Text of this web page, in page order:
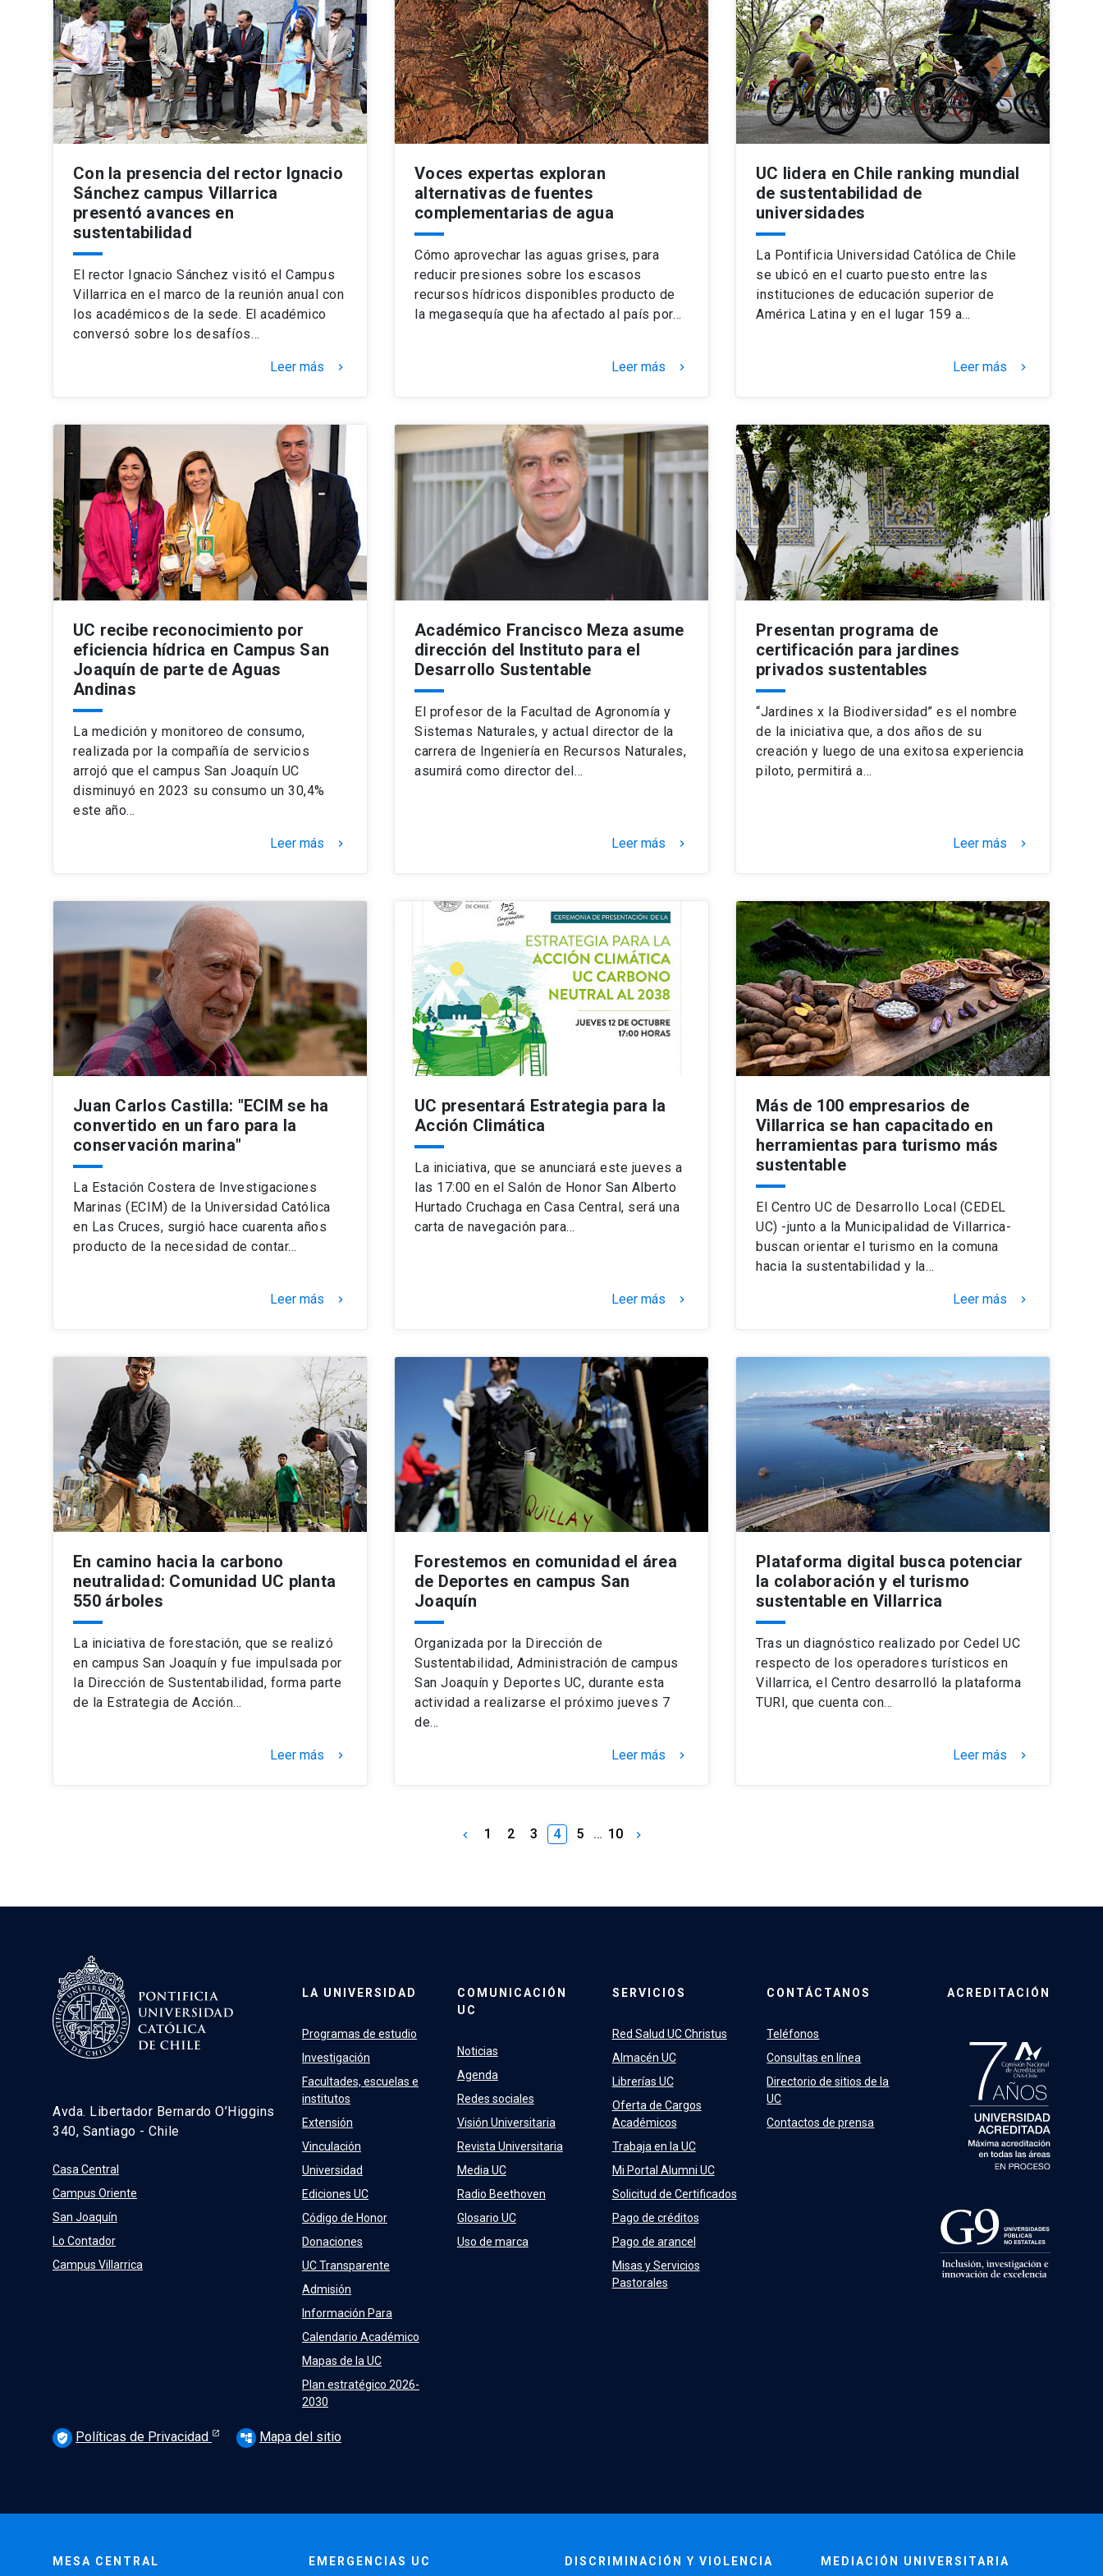
Con la presencia del rector Ignacio
Sánchez campus Villarrica
presentó avances en
sustentabilidad
El rector Ignacio Sánchez visitó el Campus
Villarrica en el marco de la reunión anual con
los académicos de la sede. El académico
conversó sobre los desafíos…
Leer más keyboard_arrow_right
Voces expertas exploran
alternativas de fuentes
complementarias de agua
Cómo aprovechar las aguas grises, para
reducir presiones sobre los escasos
recursos hídricos disponibles producto de
la megasequía que ha afectado al país por…
Leer más keyboard_arrow_right
UC lidera en Chile ranking mundial
de sustentabilidad de
universidades
La Pontificia Universidad Católica de Chile
se ubicó en el cuarto puesto entre las
instituciones de educación superior de
América Latina y en el lugar 159 a…
Leer más keyboard_arrow_right
UC recibe reconocimiento por
eficiencia hídrica en Campus San
Joaquín de parte de Aguas
Andinas
La medición y monitoreo de consumo,
realizada por la compañía de servicios
arrojó que el campus San Joaquín UC
disminuyó en 2023 su consumo un 30,4%
este año…
Leer más keyboard_arrow_right
Académico Francisco Meza asume
dirección del Instituto para el
Desarrollo Sustentable
El profesor de la Facultad de Agronomía y
Sistemas Naturales, y actual director de la
carrera de Ingeniería en Recursos Naturales,
asumirá como director del…
Leer más keyboard_arrow_right
Presentan programa de
certificación para jardines
privados sustentables
“Jardines x la Biodiversidad” es el nombre
de la iniciativa que, a dos años de su
creación y luego de una exitosa experiencia
piloto, permitirá a…
Leer más keyboard_arrow_right
Juan Carlos Castilla: "ECIM se ha
convertido en un faro para la
conservación marina"
La Estación Costera de Investigaciones
Marinas (ECIM) de la Universidad Católica
en Las Cruces, surgió hace cuarenta años
producto de la necesidad de contar…
Leer más keyboard_arrow_right
UC presentará Estrategia para la
Acción Climática
La iniciativa, que se anunciará este jueves a
las 17:00 en el Salón de Honor San Alberto
Hurtado Cruchaga en Casa Central, será una
carta de navegación para…
Leer más keyboard_arrow_right
Más de 100 empresarios de
Villarrica se han capacitado en
herramientas para turismo más
sustentable
El Centro UC de Desarrollo Local (CEDEL
UC) -junto a la Municipalidad de Villarrica-
buscan orientar el turismo en la comuna
hacia la sustentabilidad y la…
Leer más keyboard_arrow_right
En camino hacia la carbono
neutralidad: Comunidad UC planta
550 árboles
La iniciativa de forestación, que se realizó
en campus San Joaquín y fue impulsada por
la Dirección de Sustentabilidad, forma parte
de la Estrategia de Acción…
Leer más keyboard_arrow_right
Forestemos en comunidad el área
de Deportes en campus San
Joaquín
Organizada por la Dirección de
Sustentabilidad, Administración de campus
San Joaquín y Deportes UC, durante esta
actividad a realizarse el próximo jueves 7
de…
Leer más keyboard_arrow_right
Plataforma digital busca potenciar
la colaboración y el turismo
sustentable en Villarrica
Tras un diagnóstico realizado por Cedel UC
respecto de los operadores turísticos en
Villarrica, el Centro desarrolló la plataforma
TURI, que cuenta con…
Leer más keyboard_arrow_right
keyboard_arrow_left 1 2 3 4 5 … 10 keyboard_arrow_right
Avda. Libertador Bernardo O’Higgins
340, Santiago - Chile
Casa Central
Campus Oriente
San Joaquín
Lo Contador
Campus Villarrica
LA UNIVERSIDAD
Programas de estudio
Investigación
Facultades, escuelas e
institutos
Extensión
Vinculación
Universidad
Ediciones UC
Código de Honor
Donaciones
UC Transparente
Admisión
Información Para
Calendario Académico
Mapas de la UC
Plan estratégico 2026-
2030
COMUNICACIÓN
UC
Noticias
Agenda
Redes sociales
Visión Universitaria
Revista Universitaria
Media UC
Radio Beethoven
Glosario UC
Uso de marca
SERVICIOS
Red Salud UC Christus
Almacén UC
Librerías UC
Oferta de Cargos
Académicos
Trabaja en la UC
Mi Portal Alumni UC
Solicitud de Certificados
Pago de créditos
Pago de arancel
Misas y Servicios
Pastorales
CONTÁCTANOS
Teléfonos
Consultas en línea
Directorio de sitios de la
UC
Contactos de prensa
ACREDITACIÓN
verified_user Políticas de Privacidad account_tree Mapa del sitio
MESA CENTRAL EMERGENCIAS UC DISCRIMINACIÓN Y VIOLENCIA MEDIACIÓN UNIVERSITARIA